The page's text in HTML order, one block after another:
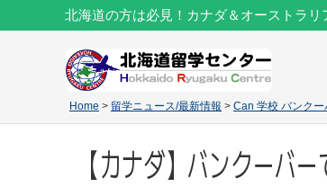
北海道の方は必見！カナダ＆オーストラ
Home > 留学ニュース/最新情報 > Can 学校 バンクー
【カナダ】バンクーバ